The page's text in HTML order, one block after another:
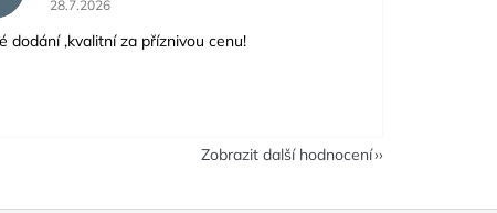
28.7.2026
dodání ,kvalitní za příznivou cenu!
Zobrazit další hodnocení